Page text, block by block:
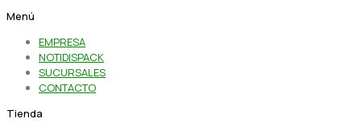
Menú
EMPRESA
NOTIDISPACK
SUCURSALES
CONTACTO
Tienda